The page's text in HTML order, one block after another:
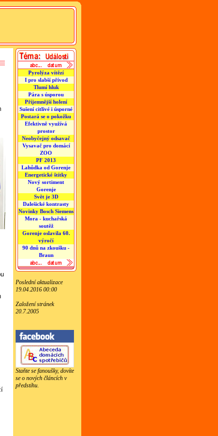
Pyrolýza vítězí
I pro slabší přívod
Tlumí hluk
Pára s úsporou
Příjemnější holení
Sušení citlivé i úsporné
Postará se o pokožku
Efektivně využívá
prostor
Neobyčejný odsavač
Vysavač pro domácí
ZOO
PF 2013
Lahůdka od Gorenje
Energetické štítky
Nový sortiment
Gorenje
Svět je 3D
Dalešické kontrasty
Novinky Bosch Siemens
Mora - kuchařská
soutěž
Gorenje oslavila 60.
výročí
90 dnů na zkoušku -
Braun
Poslední aktualizace
19.04.2016 00:00
Založení stránek
20.7.2005
Staňte se fanoušky, dovíte
se o nových článcích v
předstihu.